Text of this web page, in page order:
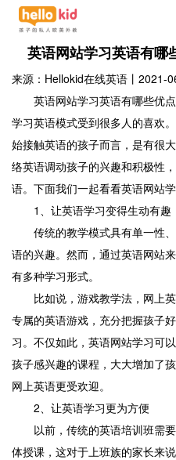
英语网站学习英语有哪
来源：Hellokid在线英语 丨 2021-
英语网站学习英语有哪些优点
学习英语模式受到很多人的喜欢
始接触英语的孩子而言，是有很
络英语调动孩子的兴趣和积极性
语。下面我们一起看看英语网站
1、让英语学习变得生动有趣
传统的教学模式具有单一性、
语的兴趣。然而，通过英语网站
有多种学习形式。
比如说，游戏教学法，网上英
专属的英语游戏，充分把握孩子
习。不仅如此，英语网站学习可
孩子感兴趣的课程，大大增加了
网上英语更受欢迎。
2、让英语学习更为方便
以前，传统的英语培训班需要
体授课，这对于上班族的家长来